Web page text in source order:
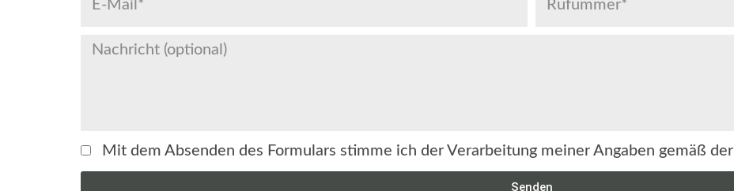
Mit dem Absenden des Formulars stimme ich der Verarbeitung meiner Angaben gemäß der
Senden